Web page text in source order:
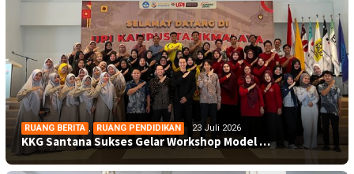
RUANG BERITA , RUANG PENDIDIKAN 23 Juli 2026
KKG Santana Sukses Gelar Workshop Model …